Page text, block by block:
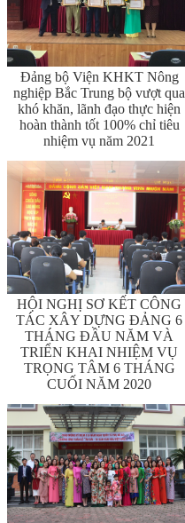
Đảng bộ Viện KHKT Nông
nghiệp Bắc Trung bộ vượt qua
khó khăn, lãnh đạo thực hiện
hoàn thành tốt 100% chỉ tiêu
nhiệm vụ năm 2021
HỘI NGHỊ SƠ KẾT CÔNG
TÁC XÂY DỰNG ĐẢNG 6
THÁNG ĐẦU NĂM VÀ
TRIỂN KHAI NHIỆM VỤ
TRỌNG TÂM 6 THÁNG
CUỐI NĂM 2020